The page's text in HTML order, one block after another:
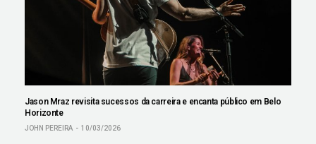
Jason Mraz revisita sucessos da carreira e encanta público em Belo
Horizonte
JOHN PEREIRA 10/03/2026